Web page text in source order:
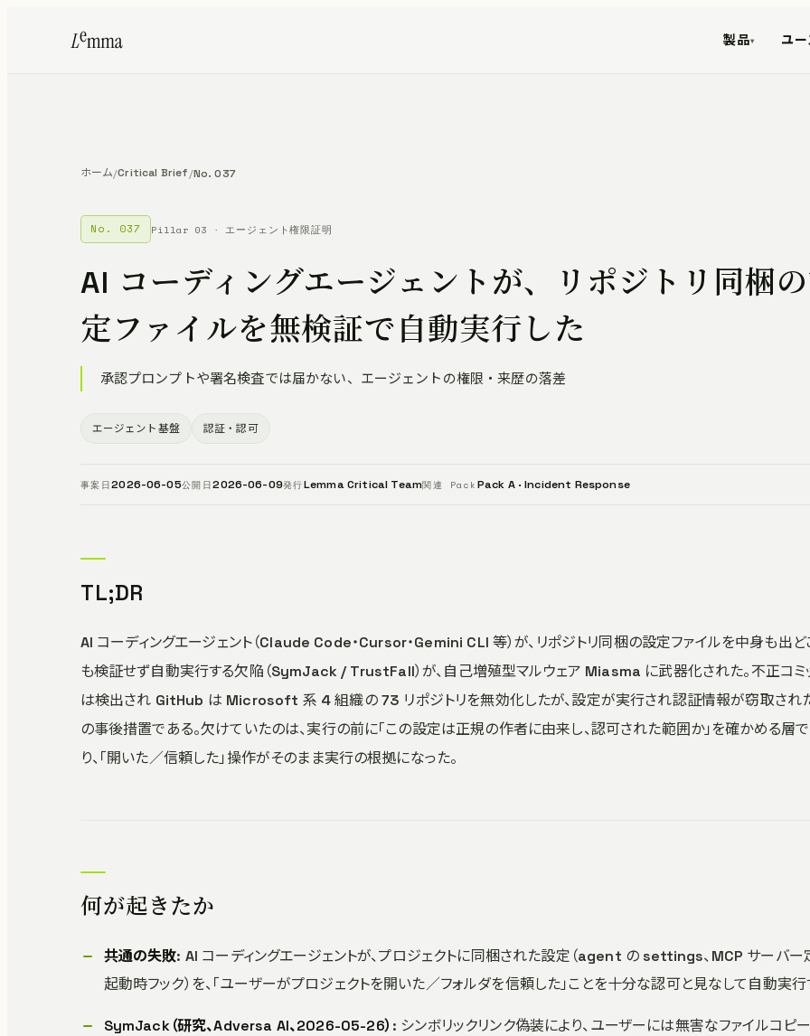
製品▾ ユ
ホーム/Critical Brief/No. 037
No. 037 Pillar 03 · エージェント権限証明
AI コーディングエージェントが、リポジトリ同梱
定ファイルを無検証で自動実行した
承認プロンプトや署名検査では届かない、エージェントの権限・来歴の落差
エージェント基盤 認証・認可
事案日2026-06-05公開日2026-06-09発行Lemma Critical Team関連 Pack Pack A · Incident Response
TL;DR
AI コーディングエージェント（Claude Code・Cursor・Gemini CLI 等）が、リポジトリ同梱の設定ファイルを中身も出ど
も検証せず自動実行する欠陥（SymJack / TrustFall）が、自己増殖型マルウェア Miasma に武器化された。不正コミ
は検出され GitHub は Microsoft 系 4 組織の 73 リポジトリを無効化したが、設定が実行され認証情報が窃取され
の事後措置である。欠けていたのは、実行の前に「この設定は正規の作者に由来し、認可された範囲か」を確かめる層
り、「開いた／信頼した」操作がそのまま実行の根拠になった。
何が起きたか
共通の失敗: AI コーディングエージェントが、プロジェクトに同梱された設定（agent の settings、MCP サーバー
起動時フック）を、「ユーザーがプロジェクトを開いた／フォルダを信頼した」ことを十分な認可と見なして自動実行
SymJack（研究、Adversa AI、2026-05-26） : シンボリックリンク偽装により、ユーザーには無害なファイルコピ